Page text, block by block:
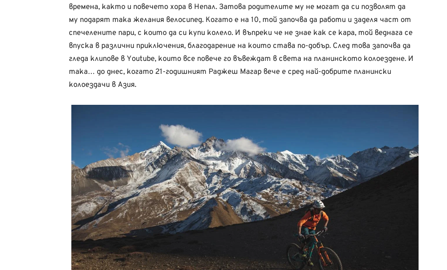
времена, както и повечето хора в Непал. Затова родителите му не могат да си позволят да
му подарят така желания велосипед. Когато е на 10, той започва да работи и заделя част от
спечелените пари, с които да си купи колело. И въпреки че не знае как се кара, той веднага се
впуска в различни приключения, благодарение на които става по-добър. След това започва да
гледа клипове в Youtube, които все повече го въвеждат в света на планинското колоездене. И
така… до днес, когато 21-годишният Раджеш Магар вече е сред най-добрите планински
колоездачи в Азия.